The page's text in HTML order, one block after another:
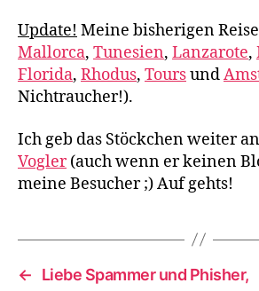
Update! Meine bisherigen
Mallorca, Tunesien, Lanzarote,
Florida, Rhodus, Toursund
Nichtraucher!).
Ich geb das Stöckchen weiter an
Vogler(auch wenn er keinen
meine Besucher ;) Auf gehts!
←
Liebe Spammer und Phisher,